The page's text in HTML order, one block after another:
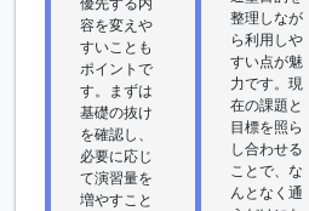
容を変えや
すいことも
ポイントで
す。まずは
基礎の抜け
を確認し、
必要に応じ
て演習量を
増やすこと
整理しなが
ら利用しや
すい点が魅
力です。現
在の課題と
目標を照ら
し合わせる
ことで、な
んとなく通